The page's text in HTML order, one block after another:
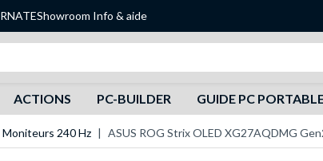
Showroom Info & aide
ACTIONS PC-BUILDER GUIDE PC
Moniteurs 240 Hz ASUS ROG Strix OLED XG27AQDMG